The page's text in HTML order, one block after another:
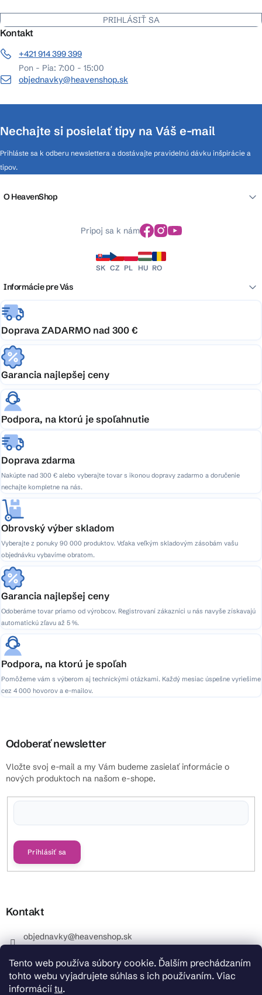
Tento web používa súbory cookie. Ďalším prechádzaním
tohto webu vyjadrujete súhlas s ich používaním. Viac
informácií tu.
PRIHLÁSIŤ SA
Kontakt
+421 914 399 399
Pon - Pia: 7:00 - 15:00
objednavky@heavenshop.sk
Nechajte si posielať tipy na Váš e-mail
Prihláste sa k odberu newslettera a dostávajte pravidelnú dávku inšpirácie a
tipov.
O HeavenShop
Pripoj sa k nám
SK CZ PL HU RO
Informácie pre Vás
Doprava ZADARMO nad 300 €
Garancia najlepšej ceny
Podpora, na ktorú je spoľahnutie
Doprava zdarma
Nakúpte nad 300 € alebo vyberajte tovar s ikonou dopravy zadarmo a doručenie
nechajte kompletne na nás.
Obrovský výber skladom
Vyberajte z ponuky 90 000 produktov. Vďaka veľkým skladovým zásobám vašu
objednávku vybavíme obratom.
Garancia najlepšej ceny
Odoberáme tovar priamo od výrobcov. Registrovaní zákazníci u nás navyše získavajú
automatickú zľavu až 5 %.
Podpora, na ktorú je spoľah
Pomôžeme vám s výberom aj technickými otázkami. Každý mesiac úspešne vyriešime
cez 4 000 hovorov a e-mailov.
Odoberať newsletter
Vložte svoj e-mail a my Vám budeme zasielať informácie o
nových produktoch na našom e-shope.
Prihlásiť sa
Kontakt
objednavky@heavenshop.sk
_Info objednávky : +421 914 399 399 Pracovné dni od
8.00 hod. do 12.00 . REKLAMÁCIE : +421 914 399 399
HeavenShop.sk